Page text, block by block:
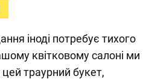
іноді потребує тихого
квітковому салоні ми
траурний букет,